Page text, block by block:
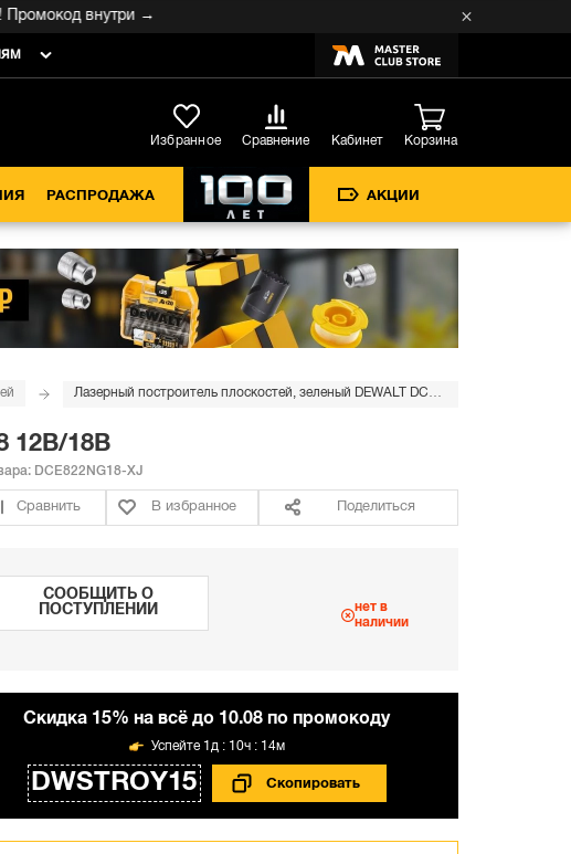
внутри →
Избранное Сравнение Кабинет Корзина
РАСПРОДАЖА АКЦИИ
12В/18В
DCE822NG18-XJ
Сравнить В избранное Поделиться
СООБЩИТЬ О
ПОСТУПЛЕНИИ
нет в
наличии
Cкидка 15% на всё до 10.08 по промокоду
DWSTROY15
1д : 10ч : 14м